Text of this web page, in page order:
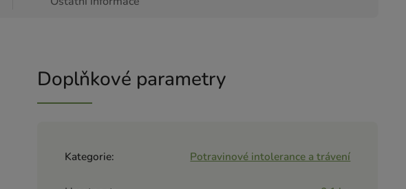
Doplňkové parametry
Kategorie: Potravinové intolerance a trávení